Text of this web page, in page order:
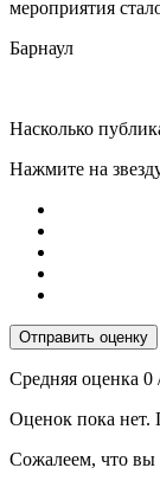
мероприятия
Барнаул
Насколько
Нажмите на
Отправить оценку
Средняя оценка 0
Оценок пока нет.
Сожалеем, что вы